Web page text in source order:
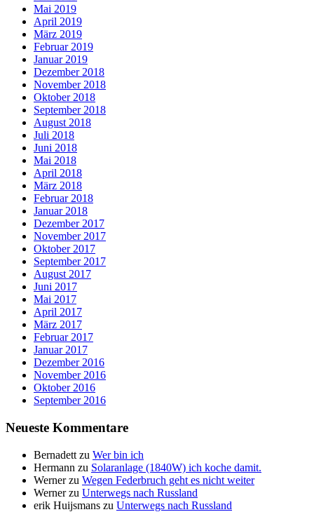
Mai 2019
April 2019
März 2019
Februar 2019
Januar 2019
Dezember 2018
November 2018
Oktober 2018
September 2018
August 2018
Juli 2018
Juni 2018
Mai 2018
April 2018
März 2018
Februar 2018
Januar 2018
Dezember 2017
November 2017
Oktober 2017
September 2017
August 2017
Juni 2017
Mai 2017
April 2017
März 2017
Februar 2017
Januar 2017
Dezember 2016
November 2016
Oktober 2016
September 2016
Neueste Kommentare
Bernadett zu Wer bin ich
Hermann zu Solaranlage (1840W) ich koche damit.
Wernerzu Wegen Federbruch geht es nicht weiter
Wernerzu Unterwegs nach Russland
erik Huijsmans zu Unterwegs nach Russland